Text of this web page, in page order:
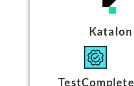
Katalon
TestComplete